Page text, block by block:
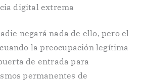
digital extrema
negará nada de ello, pero el
la preocupación legítima
de entrada para
permanentes de